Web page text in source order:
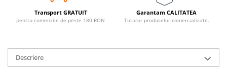
Transport GRATUIT
pentru comenzile de peste 180 RON
Garantam CALITATEA
Tuturor produselor comercializate.
Descriere